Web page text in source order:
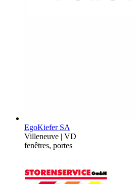
EgoKiefer SA
Villeneuve | VD
fenêtres, portes